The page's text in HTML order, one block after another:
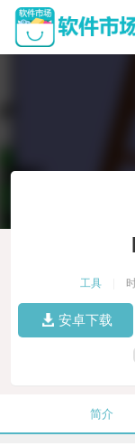
工具
安卓下载
简介